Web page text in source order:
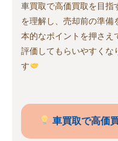
車買取で高価買取を目指
を理解し、売却前の準備
本的なポイントを押さえ
評価してもらいやすくな
す
車買取で高価